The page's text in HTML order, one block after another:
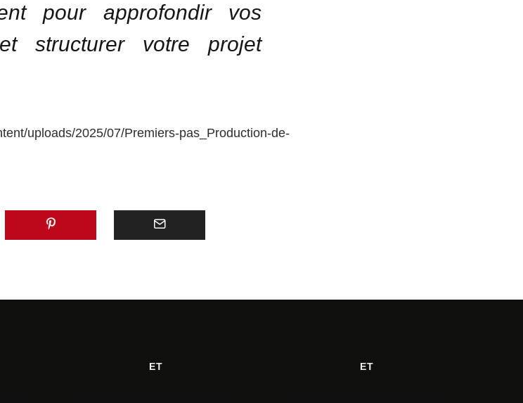
pour approfondir vos
structurer votre projet
uploads/2025/07/Premiers-pas_Production-de-
ET ET